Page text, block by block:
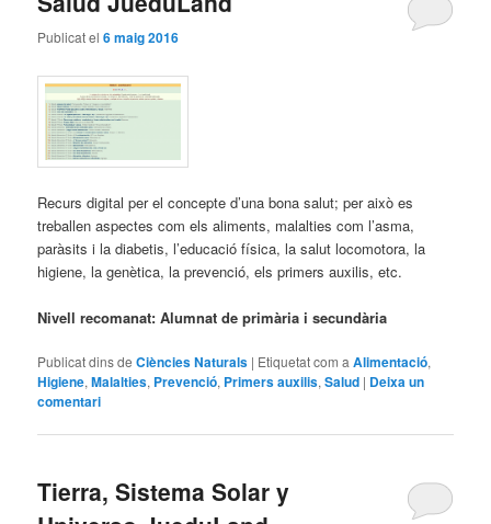
Publicat el6 maig 2016
Recurs digital per el concepte d’una bona salut; per això es
treballen aspectes com els aliments, malalties com l’asma,
paràsits i la diabetis, l’educació física, la salut locomotora, la
higiene, la genètica, la prevenció, els primers auxilis, etc.
Nivell recomanat: Alumnat de primària i secundària
Publicat dins de Ciències Naturals | Etiquetat com a Alimentació,
Higiene,Malalties, Prevenció, Primers auxilis,Salud | Deixa un
comentari
Tierra, Sistema Solar y